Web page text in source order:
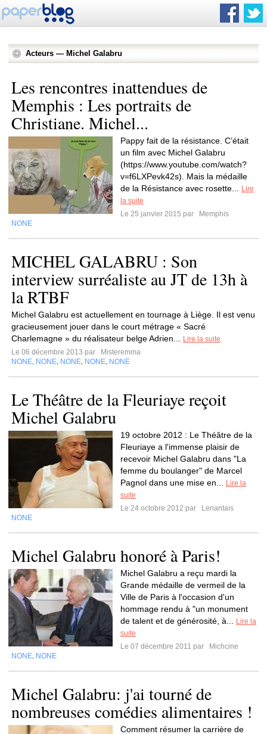
Acteurs — Michel Galabru
Les rencontres inattendues de
Memphis : Les portraits de
Christiane. Michel...
Pappy fait de la résistance. C’était
un film avec Michel Galabru
(https://www.youtube.com/watch?
v=f6LXPevk42s). Mais la médaille
de la Résistance avec rosette...
Lire
la suite
Le 25 janvier 2015 par
Memphis
NONE
MICHEL GALABRU : Son
interview surréaliste au JT de 13h à
la RTBF
Michel Galabru est actuellement en tournage à Liège. Il est venu
gracieusement jouer dans le court métrage « Sacré
Charlemagne » du réalisateur belge Adrien...
Lire la suite
Le 06 décembre 2013 par
Misteremma
NONE NONE NONE NONE NONE
Le Théâtre de la Fleuriaye reçoit
Michel Galabru
19 octobre 2012 : Le Théâtre de la
Fleuriaye a l'immense plaisir de
recevoir Michel Galabru dans "La
femme du boulanger" de Marcel
Pagnol dans une mise en...
Lire la
suite
Le 24 octobre 2012 par
Lenantais
NONE
Michel Galabru honoré à Paris!
Michel Galabru a reçu mardi la
Grande médaille de vermeil de la
Ville de Paris à l'occasion d'un
hommage rendu à "un monument
de talent et de générosité, à...
Lire la
suite
Le 07 décembre 2011 par
Michcine
NONE NONE
Michel Galabru: j'ai tourné de
nombreuses comédies alimentaires !
Comment résumer la carrière de